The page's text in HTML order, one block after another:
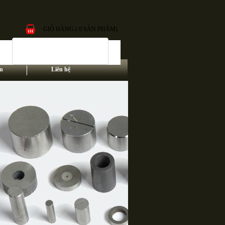
GIỎ HÀNG ( 0 SẢN PHẨM)
Liên hệ